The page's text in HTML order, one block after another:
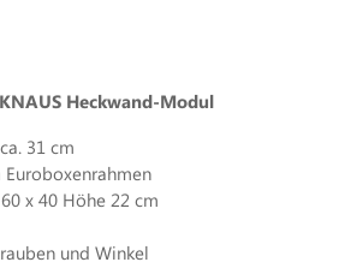
Heckwand-Modul
31 cm
Euroboxenrahmen
x 40 Höhe 22 cm
und Winkel